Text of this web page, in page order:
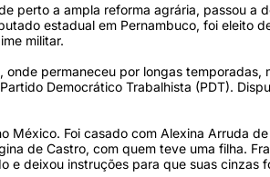
perto a ampla reforma agrária, passou a
estadual em Pernambuco, foi eleito
militar.
permaneceu por longas temporadas,
Democrático Trabalhista (PDT).
México. Foi casado com Alexina Arruda de
de Castro, com quem teve uma filha.
e deixou instruções para que suas cinzas